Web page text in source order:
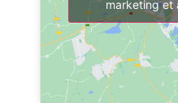
marketing et